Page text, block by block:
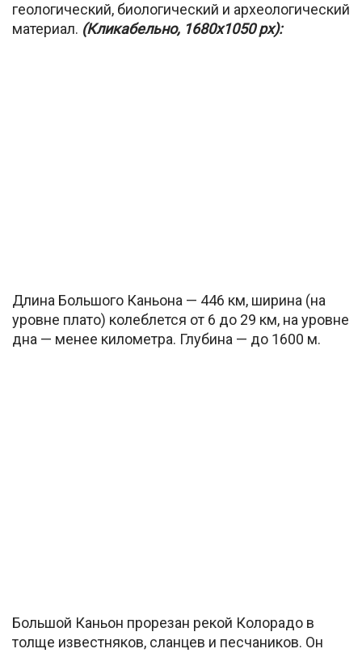
геологический, биологический и археологический
материал. (Кликабельно, 1680х1050 px):
Длина Большого Каньона — 446 км, ширина (на
уровне плато) колеблется от 6 до 29 км, на уровне
дна — менее километра. Глубина — до 1600 м.
Большой Каньон прорезан рекой Колорадо в
толще известняков, сланцев и песчаников. Он